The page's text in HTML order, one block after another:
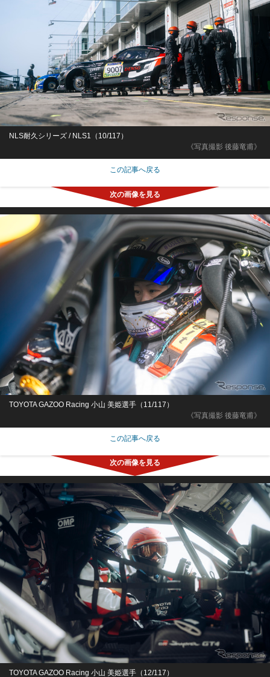
《写真撮影 後藤竜甫》
NLS耐久シリーズ / NLS1（10/117）
この記事へ戻る
《写真撮影 後藤竜甫》
TOYOTA GAZOO Racing 小山 美姫選手（11/117）
この記事へ戻る
TOYOTA GAZOO Racing 小山 美姫選手（12/117）